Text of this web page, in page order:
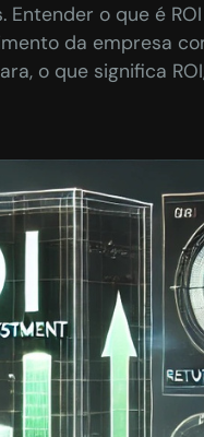
o que é
da empresa
o que significa